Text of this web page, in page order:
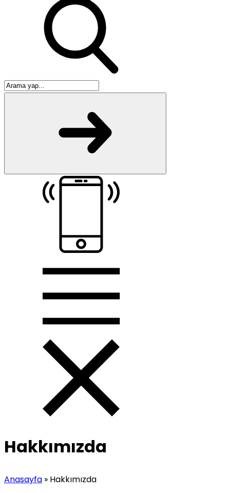
Hakkımızda
Anasayfa » Hakkımızda